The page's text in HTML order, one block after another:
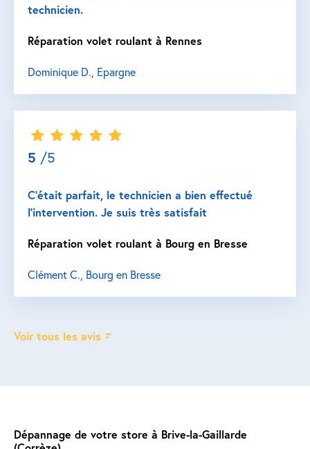
Dépannage de votre store à Brive-la-Gaillarde
technicien.
Réparation volet roulant à Rennes
Dominique D., Epargne
5 /5
C’était parfait, le technicien a bien effectué
l’intervention. Je suis très satisfait
Réparation volet roulant à Bourg en Bresse
Clément C., Bourg en Bresse
Voir tous les avis